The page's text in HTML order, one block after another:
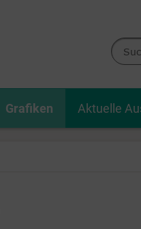
Grafiken Aktuelle